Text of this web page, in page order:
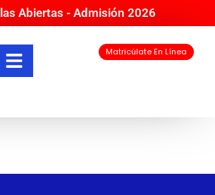
de herramientas
Abiertas - Admisión 2026
Matricúlate En Línea